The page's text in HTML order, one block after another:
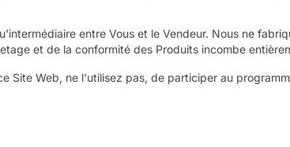
entre Vous et le Vendeur. Nous ne
et de la conformité des Produits incombe
Site Web, ne l'utilisez pas, de participer au